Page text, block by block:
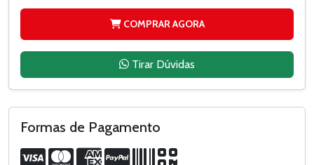
COMPRAR AGORA
Tirar Dúvidas
Formas de Pagamento